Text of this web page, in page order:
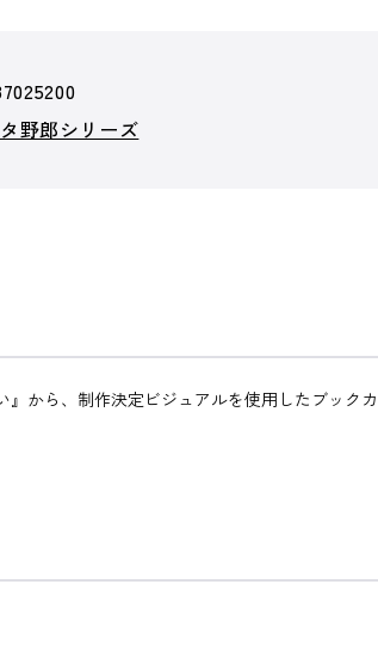
野郎シリーズ
から、制作決定ビジュアルを使用したブックカ